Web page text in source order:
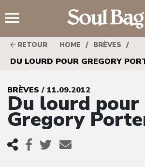
RETOUR HOME / BRÈVES /
DU LOURD POUR GREGORY
BRÈVES / 11.09.2012
Du lourd pour
Gregory